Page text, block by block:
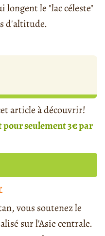
le "lac céleste"
d'altitude.
article à découvrir!
seulement 3€ par
vous soutenez le
sur l'Asie centrale.